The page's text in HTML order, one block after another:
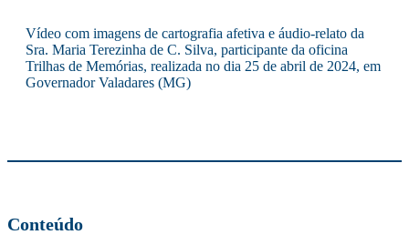
Vídeo com imagens de cartografia afetiva e áudio-relato da
Sra. Maria Terezinha de C. Silva, participante da oficina
Trilhas de Memórias, realizada no dia 25 de abril de 2024, em
Governador Valadares (MG)
Conteúdo